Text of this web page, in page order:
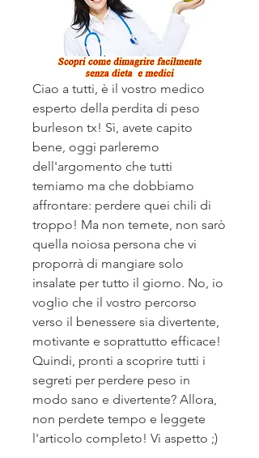
Ciao a tutti, è il vostro medico
esperto della perdita di peso
burleson tx! Sì, avete capito
bene, oggi parleremo
dell'argomento che tutti
temiamo ma che dobbiamo
affrontare: perdere quei chili di
troppo! Ma non temete, non sarò
quella noiosa persona che vi
proporrà di mangiare solo
insalate per tutto il giorno. No, io
voglio che il vostro percorso
verso il benessere sia divertente,
motivante e soprattutto efficace!
Quindi, pronti a scoprire tutti i
segreti per perdere peso in
modo sano e divertente? Allora,
non perdete tempo e leggete
l'articolo completo! Vi aspetto ;)